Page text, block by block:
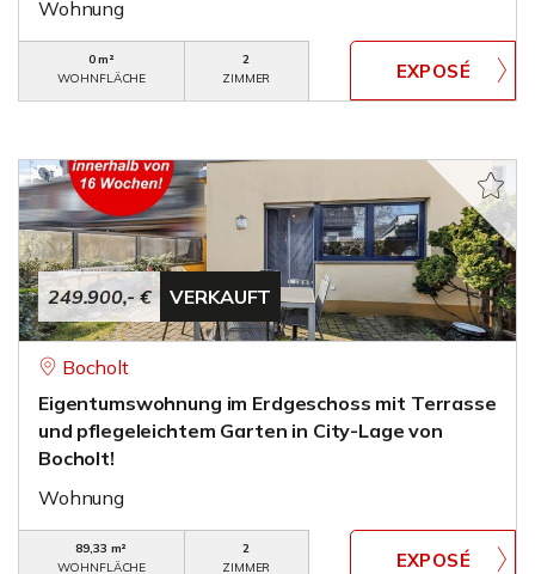
Wohnung
0 m²
WOHNFLÄCHE
2
ZIMMER
249.900,- € VERKAUFT
Bocholt
Eigentumswohnung im Erdgeschoss mit Terrasse
und pflegeleichtem Garten in City-Lage von
Bocholt!
Wohnung
89,33 m²
WOHNFLÄCHE
2
ZIMMER